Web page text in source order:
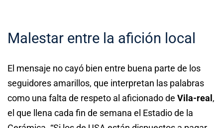
Malestar entre la afición local
El mensaje no cayó bien entre buena parte de los
seguidores amarillos, que interpretan las palabras
como una falta de respeto al aficionado de Vila-real ,
el que llena cada fin de semana el Estadio de la